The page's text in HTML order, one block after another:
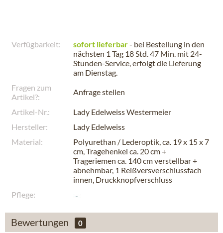
Verfügbarkeit: sofort lieferbar- bei Bestellung in den
nächsten 1 Tag 18 Std. 47 Min. mit 24-
Stunden-Service, erfolgt die Lieferung
am Dienstag.
Fragen zum
Artikel?:
Anfrage stellen
Artikel-Nr.:
Lady Edelweiss Westermeier
Hersteller:
Lady Edelweiss
Material:
Polyurethan / Lederoptik, ca. 19 x 15 x 7
cm, Tragehenkel ca. 20 cm +
Trageriemen ca. 140 cm verstellbar +
abnehmbar, 1 Reißversverschlussfach
innen, Druckknopfverschluss
Pflege:
Bewertungen 0